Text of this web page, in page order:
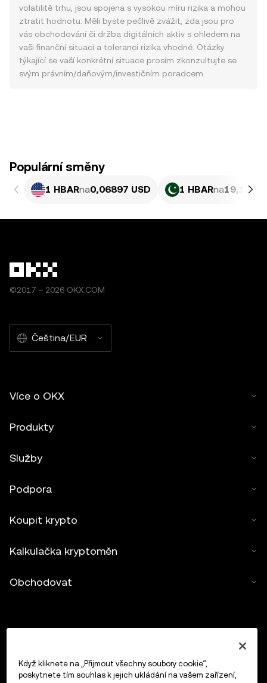
volatilitě trhu, jsou spojena s vysokou míru rizika a mohou
ztratit hodnotu. Měli byste pečlivě zvážit, zda jsou pro
vás obchodování či držba digitálních aktiv s ohledem na
vaši finanční situaci a toleranci rizika vhodné. Otázky
týkající se vaší konkrétní situace prosím zkonzultujte se
svým právním/daňovým/investičním poradcem.
Populární směny
1 HBARna0,06897 USD 1 HBARna19,16
©2017 – 2026 OKX.COM
Čeština/EUR
Více o OKX
Produkty
Služby
Podpora
Koupit krypto
Kalkulačka kryptoměn
Obchodovat
Když kliknete na „Přijmout všechny soubory cookie“,
poskytnete tím souhlas k jejich ukládání na vašem zařízení,